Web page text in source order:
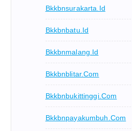
Bkkbnsurakarta.id
Bkkbnbatu.id
Bkkbnmalang.id
Bkkbnblitar.com
Bkkbnbukittinggi.com
Bkkbnpayakumbuh.com